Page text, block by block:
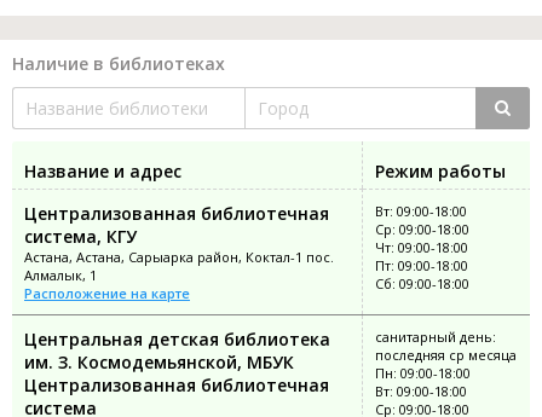
Наличие в библиотеках
Название и адрес
Режим работы
Централизованная библиотечная
система, КГУ
Астана, Астана, Сарыарка район, Коктал-1 пос.
Алмалык, 1
Расположение на карте
Вт: 09:00-18:00
Ср: 09:00-18:00
Чт: 09:00-18:00
Пт: 09:00-18:00
Сб: 09:00-18:00
Центральная детская библиотека
им. З. Космодемьянской, МБУК
Централизованная библиотечная
система
санитарный день:
последняя ср месяца
Пн: 09:00-18:00
Вт: 09:00-18:00
Ср: 09:00-18:00